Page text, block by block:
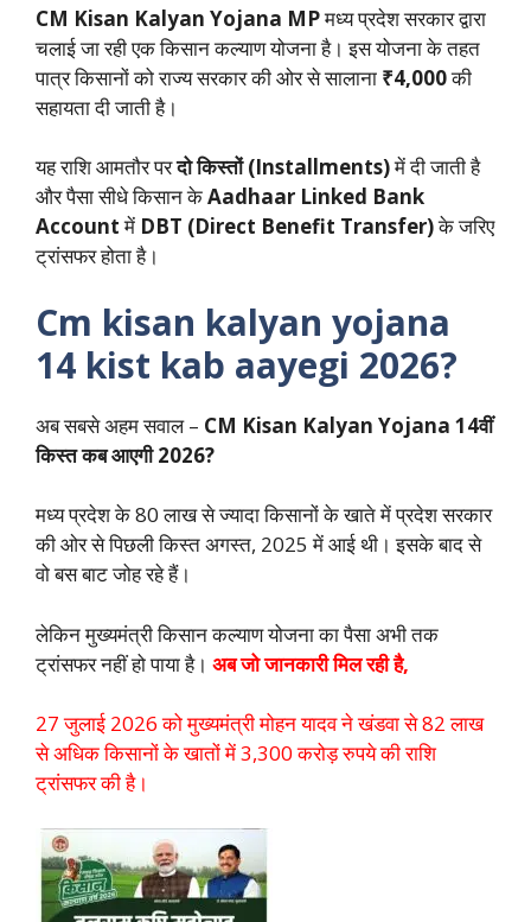
CM Kisan Kalyan Yojana MPमध्य प्रदेश सरकार द्वारा
चलाई जा रही एक किसान कल्याण योजना है। इस योजना के तहत
पात्र किसानों को राज्य सरकार की ओर से सालाना ₹4,000की
सहायता दी जाती है।
यह राशि आमतौर परदो किस्तों (Installments)में दी जाती है
और पैसा सीधे किसान केAadhaar Linked Bank
Accountमें DBT (Direct Benefit Transfer)के जरिए
ट्रांसफर होता है।
Cm kisan kalyan yojana
14 kist kab aayegi 2026?
अब सबसे अहम सवाल – CM Kisan Kalyan Yojana 14वीं
किस्त कब आएगी 2026?
मध्य प्रदेश के 80 लाख से ज्यादा किसानों के खाते में प्रदेश सरकार
की ओर से पिछली किस्त अगस्त, 2025 में आई थी। इसके बाद से
वो बस बाट जोह रहे हैं।
लेकिन मुख्‍यमंत्री क‍िसान कल्‍याण योजना का पैसा अभी तक
ट्रांसफर नहीं हो पाया है। अब जो जानकारी मिल रही है,
27 जुलाई 2026 को मुख्यमंत्री मोहन यादव ने खंडवा से 82 लाख
से अधिक किसानों के खातों में 3,300 करोड़ रुपये की राशि
ट्रांसफर की है।